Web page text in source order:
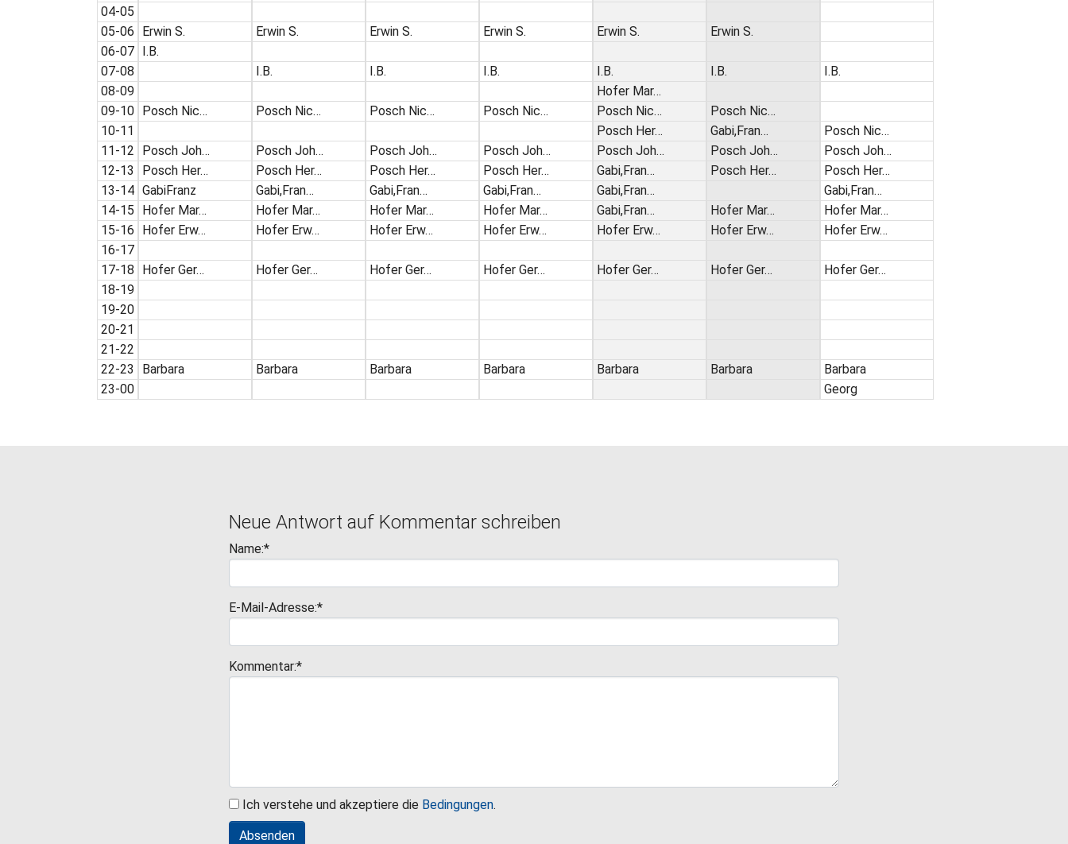
04-05
05-06
06-07
07-08
08-09
09-10
10-11
11-12
12-13
13-14
14-15
15-16
16-17
17-18
18-19
19-20
20-21
21-22
22-23
23-00
Erwin S.
I.B.
Posch Nic…
Posch Joh…
Posch Her…
GabiFranz
Hofer Mar…
Hofer Erw…
Hofer Ger…
Barbara
Erwin S.
I.B.
Posch Nic…
Posch Joh…
Posch Her…
Gabi,Fran…
Hofer Mar…
Hofer Erw…
Hofer Ger…
Barbara
Erwin S.
I.B.
Posch Nic…
Posch Joh…
Posch Her…
Gabi,Fran…
Hofer Mar…
Hofer Erw…
Hofer Ger…
Barbara
Erwin S.
I.B.
Posch Nic…
Posch Joh…
Posch Her…
Gabi,Fran…
Hofer Mar…
Hofer Erw…
Hofer Ger…
Barbara
Erwin S.
I.B.
Hofer Mar…
Posch Nic…
Posch Her…
Posch Joh…
Gabi,Fran…
Gabi,Fran…
Gabi,Fran…
Hofer Erw…
Hofer Ger…
Barbara
Erwin S.
I.B.
Posch Nic…
Gabi,Fran…
Posch Joh…
Posch Her…
Hofer Mar…
Hofer Erw…
Hofer Ger…
Barbara
I.B.
Posch Nic…
Posch Joh…
Posch Her…
Gabi,Fran…
Hofer Mar…
Hofer Erw…
Hofer Ger…
Barbara
Georg
Neue Antwort auf Kommentar schreiben
Name:*
E-Mail-Adresse:*
Kommentar:*
Ich verstehe und akzeptiere die Bedingungen.